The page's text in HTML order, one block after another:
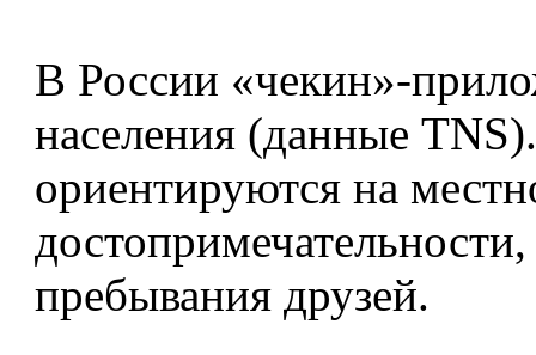
В России «чекин»-
населения (данные
ориентируются на
пребывания друзей.